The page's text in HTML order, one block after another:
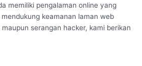
memiliki pengalaman online yang
keamanan laman web
serangan hacker, kami berikan